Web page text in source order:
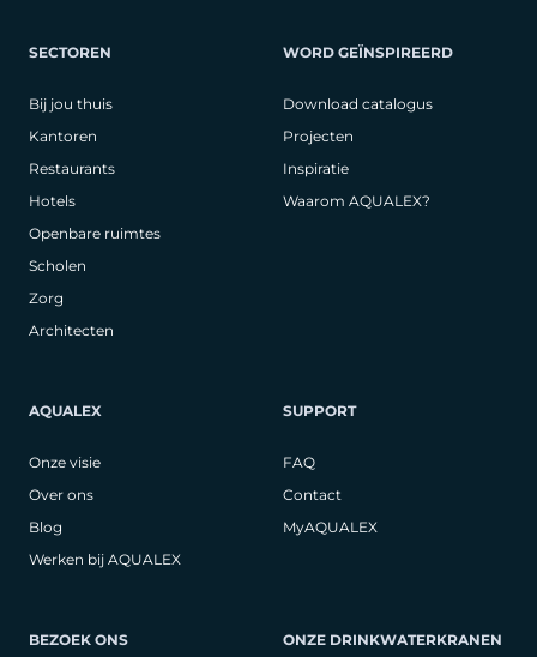
SECTOREN
Bij jou thuis
Kantoren
Restaurants
Hotels
Openbare ruimtes
Scholen
Zorg
Architecten
WORD GEÏNSPIREERD
Download catalogus
Projecten
Inspiratie
Waarom AQUALEX?
AQUALEX
Onze visie
Over ons
Blog
Werken bij AQUALEX
SUPPORT
FAQ
Contact
MyAQUALEX
BEZOEK ONS ONZE DRINKWATERKRANEN